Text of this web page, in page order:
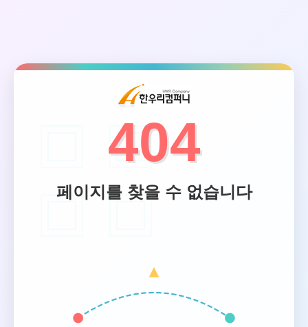
404
페이지를 찾을 수 없습니다